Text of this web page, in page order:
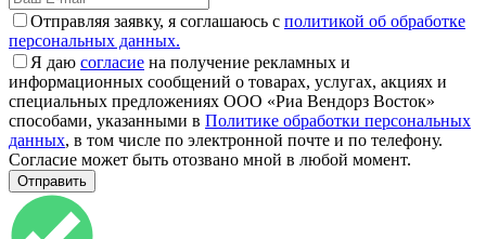
Отправляя заявку, я соглашаюсь с политикой об обработке
персональных данных.
Я даю согласие на получение рекламных и
информационных сообщений о товарах, услугах, акциях и
специальных предложениях ООО «Риа Вендорз Восток»
способами, указанными в Политике обработки персональных
данных, в том числе по электронной почте и по телефону.
Согласие может быть отозвано мной в любой момент.